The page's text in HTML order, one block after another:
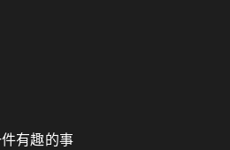
有趣的事